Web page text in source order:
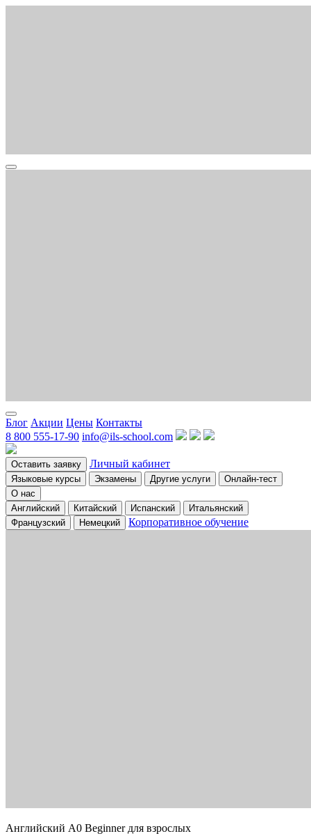
Блог Акции Цены Контакты
8 800 555-17-90 info@ils-school.com
Оставить заявку Личный кабинет
Языковые курсы Экзамены Другие услуги
Онлайн-тест
О нас
Английский
Китайский Испанский
Итальянский
Французский
Немецкий Корпоративное обучение
Английский A0 Beginner для взрослых